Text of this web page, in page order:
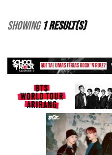
Showing1 Result(s)